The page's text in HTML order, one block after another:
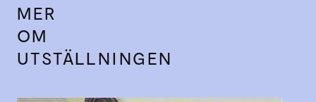
MER
OM
UTSTÄLLNINGEN